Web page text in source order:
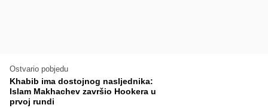
Ostvario pobjedu
Khabib ima dostojnog nasljednika:
Islam Makhachev završio Hookera u
prvoj rundi